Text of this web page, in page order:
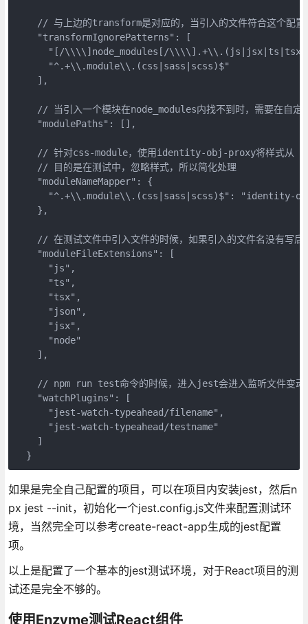
// 与上边的transform是对应的，当引入的文件符合这个配
    "transformIgnorePatterns": [
"[/\\\\]node_modules[/
      "^.+\\.module\\.(css|sass|scss)$"
    ],
// 当引入一个模块在node_modules内找不到时，需要在自定
    "modulePaths": [],
// 针对css-module，使用identity-obj-proxy将样式从
    // 目的是在测试中，忽略样式，所以简化处理
    "moduleNameMapper": {
"^.+\\.module\\.(css|sass|scss)$": "identity-
    },
// 在测试文件中引入文件的时候，如果引入的文件名没有写后
    "moduleFileExtensions": [
      "js",
      "ts",
      "tsx",
      "json",
      "jsx",
      "node"
    ],
// npm run test命令的时候，进入jest会进入监听文件变动
    "watchPlugins": [
      "jest-watch-typeahead/filename",
      "jest-watch-typeahead/testname"
    ]
  }
如果是完全自己配置的项目，可以在项目内安装jest，然后n
px jest --init，初始化一个jest.config.js文件来配置测试环
境，当然完全可以参考create-react-app生成的jest配置
项。
以上是配置了一个基本的jest测试环境，对于React项目的测
试还是完全不够的。
使用Enzyme测试React组件